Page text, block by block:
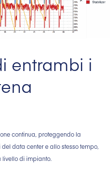
entrambi i
continua, proteggendo la
data center e allo stesso tempo,
livello di impianto.